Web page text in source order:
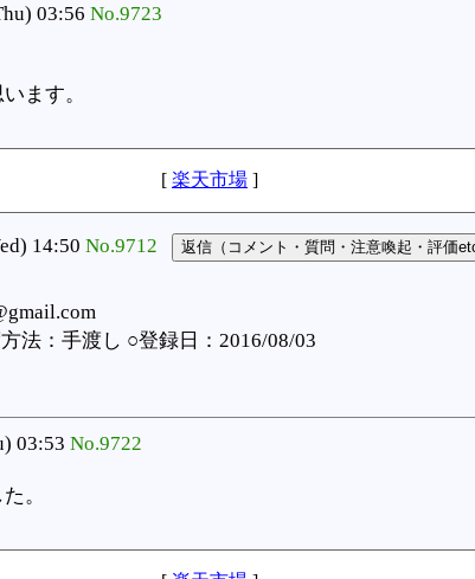
03:56 No.9723
ます。
[ 楽天市場 ]
14:50 No.9712
法：手渡し ○登録日：2016/08/03
03:53 No.9722
。